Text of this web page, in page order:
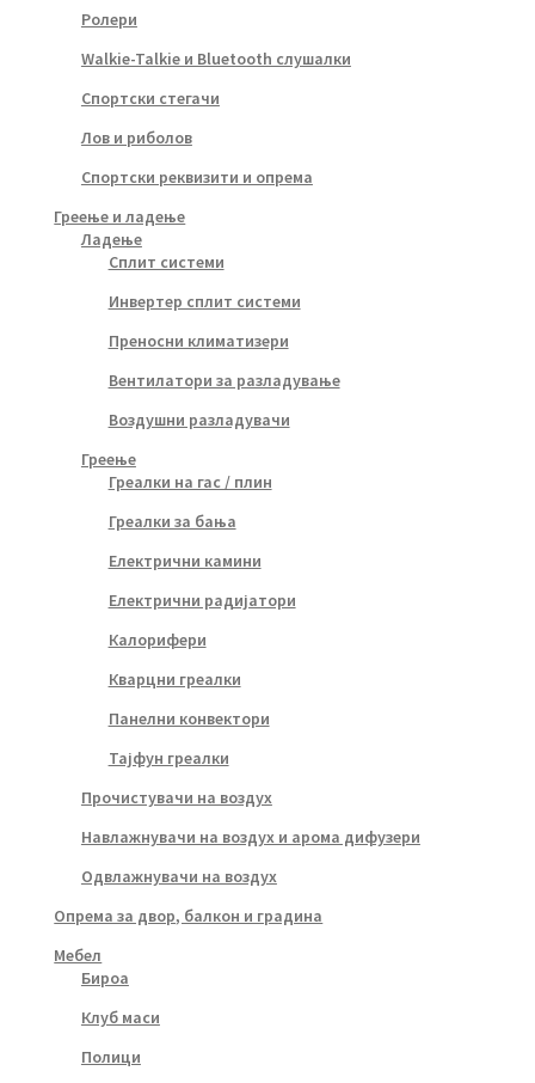
Ролери
Walkie-Talkie и Bluetooth слушалки
Спортски стегачи
Лов и риболов
Спортски реквизити и опрема
Греење и ладење
Ладење
Сплит системи
Инвертер сплит системи
Преносни климатизери
Вентилатори за разладување
Воздушни разладувачи
Греење
Греалки на гас / плин
Греалки за бања
Електрични камини
Електрични радијатори
Калорифери
Кварцни греалки
Панелни конвектори
Тајфун греалки
Прочистувачи на воздух
Навлажнувачи на воздух и арома дифузери
Одвлажнувачи на воздух
Опрема за двор, балкон и градина
Мебел
Бироа
Клуб маси
Полици